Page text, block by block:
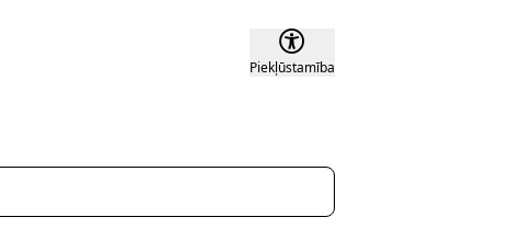
Piekļūstamība